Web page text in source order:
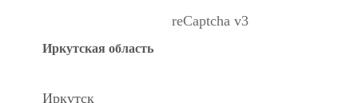
reCaptcha v3
Иркутская область
Иркутск